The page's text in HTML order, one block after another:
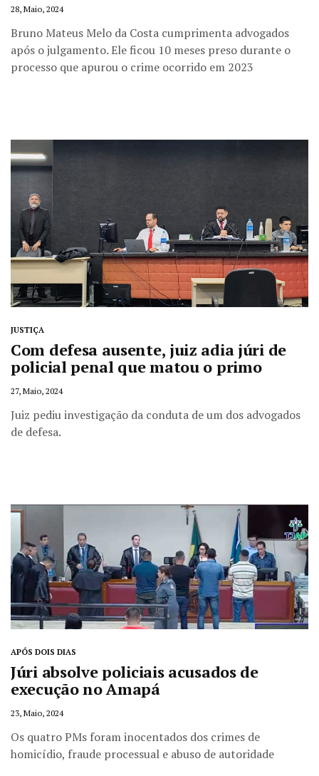
28, Maio, 2024
Bruno Mateus Melo da Costa cumprimenta advogados
após o julgamento. Ele ficou 10 meses preso durante o
processo que apurou o crime ocorrido em 2023
JUSTIÇA
Com defesa ausente, juiz adia júri de
policial penal que matou o primo
27, Maio, 2024
Juiz pediu investigação da conduta de um dos advogados
de defesa.
APÓS DOIS DIAS
Júri absolve policiais acusados de
execução no Amapá
23, Maio, 2024
Os quatro PMs foram inocentados dos crimes de
homicídio, fraude processual e abuso de autoridade